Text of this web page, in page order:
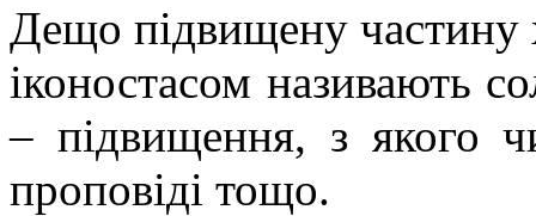
Дещо підвищену частину
іконостасом називають
– підвищення, з якого
проповіді тощо.